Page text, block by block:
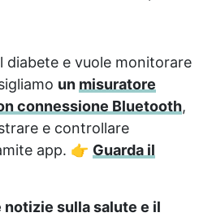
diabete e vuole monitorare
un misuratore
connessione Bluetooth,
e controllare
app. 👉 Guarda il
sulla salute e il